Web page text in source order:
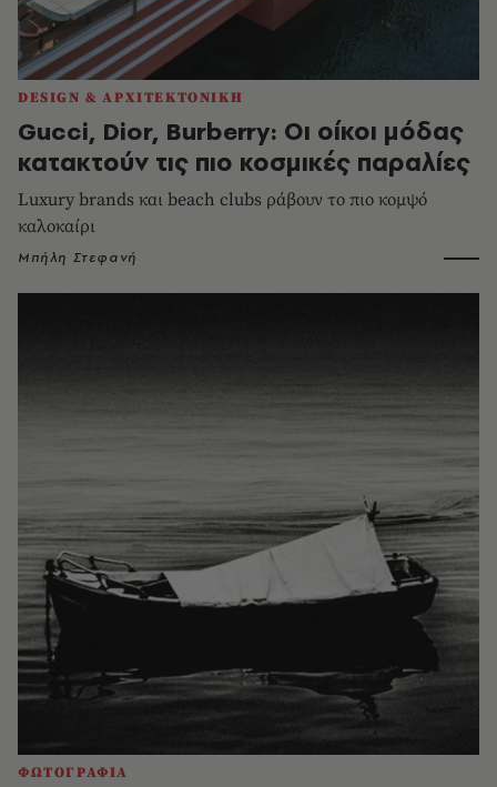
DESIGN & ΑΡΧΙΤΕΚΤΟΝΙΚΗ
Gucci, Dior, Burberry: Οι οίκοι μόδας
κατακτούν τις πιο κοσμικές παραλίες
Luxury brands και beach clubs ράβουν το πιο κομψό
καλοκαίρι
Μπήλη Στεφανή
ΦΩΤΟΓΡΑΦΙΑ